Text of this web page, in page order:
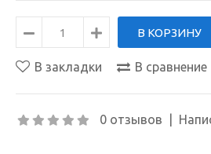
В закладки В сравнение
0 отзывов